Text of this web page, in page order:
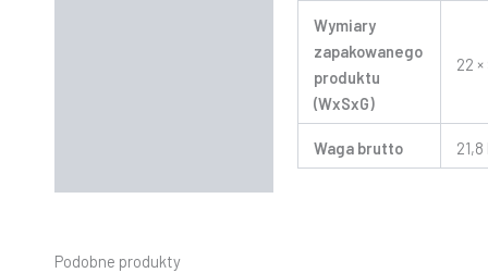
Wymiary
zapakowanego
produktu
(WxSxG)
22 ×
Waga brutto
Podobne produkty